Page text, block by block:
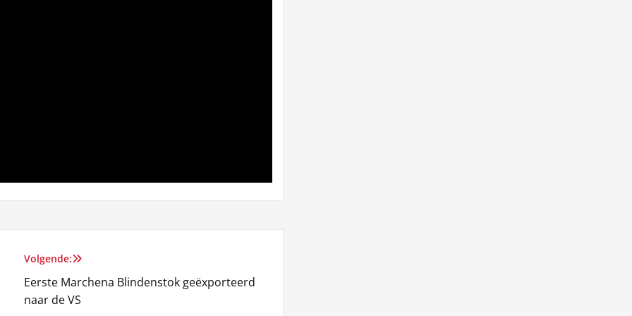
Volgende:
Eerste Marchena Blindenstok geëxporteerd
naar de VS